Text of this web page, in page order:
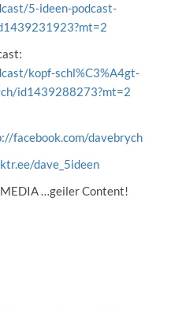
5-ideen-podcast-
kopf-schl%C3%A4gt-
id1439288273?mt=2
facebook.com/davebrych
dave_5ideen
…geiler Content!